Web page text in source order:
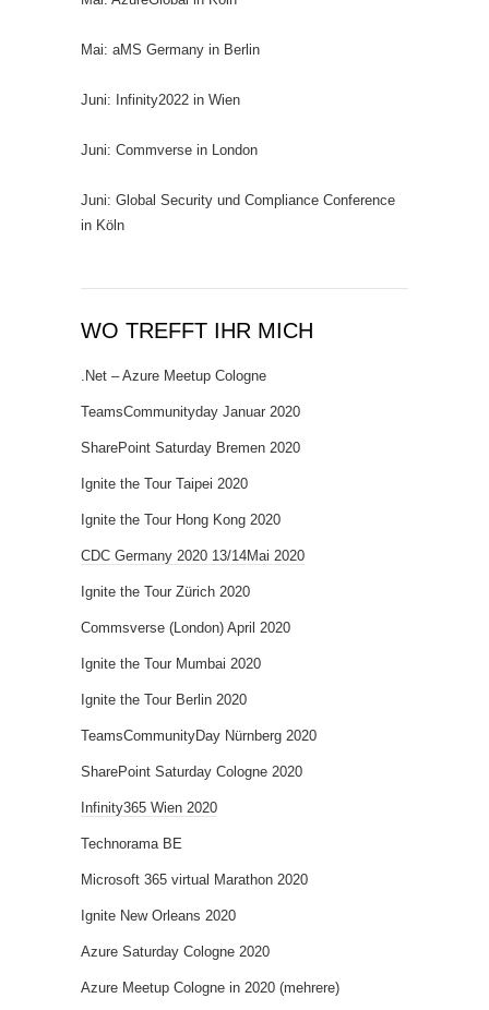
Mai: aMS Germany in Berlin
Juni: Infinity2022 in Wien
Juni: Commverse in London
Juni: Global Security und Compliance Conference
in Köln
WO TREFFT IHR MICH
.Net – Azure Meetup Cologne
TeamsCommunityday Januar 2020
SharePoint Saturday Bremen 2020
Ignite the Tour Taipei 2020
Ignite the Tour Hong Kong 2020
CDC Germany 2020 13/14Mai 2020
Ignite the Tour Zürich 2020
Commsverse (London) April 2020
Ignite the Tour Mumbai 2020
Ignite the Tour Berlin 2020
TeamsCommunityDay Nürnberg 2020
SharePoint Saturday Cologne 2020
Infinity365 Wien 2020
Technorama BE
Microsoft 365 virtual Marathon 2020
Ignite New Orleans 2020
Azure Saturday Cologne 2020
Azure Meetup Cologne in 2020 (mehrere)